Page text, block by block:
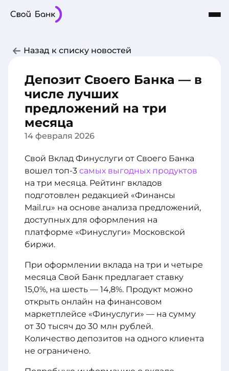
О Банке
Частным лицам
Назад к списку новостей
Депозит Своего Банка — в
числе лучших
предложений на три
месяца
14 февраля 2026
Свой Вклад Финуслуги от Своего Банка
вошел топ-3 самых выгодных продуктов
на три месяца. Рейтинг вкладов
подготовлен редакцией «Финансы
Mail.ru» на основе анализа предложений,
доступных для оформления на
платформе «Финуслуги» Московской
биржи.
При оформлении вклада на три и четыре
месяца Свой Банк предлагает ставку
15,0%, на шесть — 14,8%. Продукт можно
открыть онлайн на финансовом
маркетплейсе «Финуслуги» — на сумму
от 30 тысяч до 30 млн рублей.
Количество депозитов на одного клиента
не ограничено.